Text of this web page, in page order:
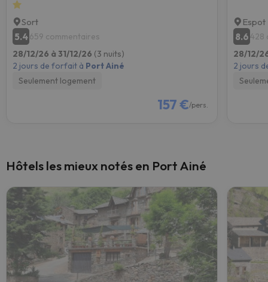
Sort
5.4659 commentaires
28/12/26 à 31/12/26 (3 nuits)
2 jours de forfait à Port Ainé
Seulement logement
157 €/pers.
Espot
8.6428
28/12/
2 jours
Hôtels les mieux notés en Port Ainé